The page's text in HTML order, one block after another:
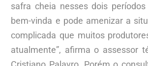
safra cheia nesses dois
bem-vinda e pode amenizar a
complicada que muitos
atualmente”, afirma o assessor